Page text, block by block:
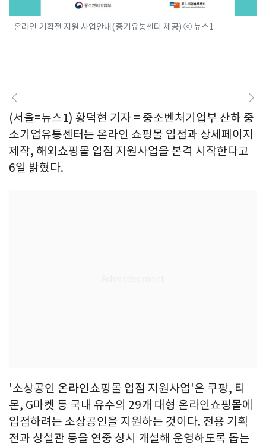
온라인 기획전 지원 사업안내(중기유통센터 제공) ⓒ 뉴스1
(서울=뉴스1) 황덕현 기자 = 중소벤처기업부 산하 중
소기업유통센터는 온라인 쇼핑몰 입점과 상세페이지
제작, 해외쇼핑몰 입점 지원사업을 본격 시작한다고
6일 밝혔다.
'소상공인 온라인쇼핑몰 입점 지원사업'은 쿠팡, 티
몬, G마켓 등 국내 유수의 29개 대형 온라인쇼핑몰에
입점하려는 소상공인을 지원하는 것이다. 전용 기획
전과 상설관 등을 연중 상시 개설해 운영하도록 돕는